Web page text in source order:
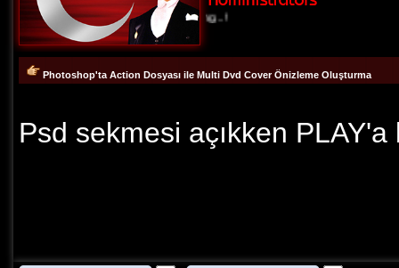
Photoshop'ta Action Dosyası ile Multi Dvd Cover Önizleme Oluşturma
Psd sekmesi açıkken PLAY'a